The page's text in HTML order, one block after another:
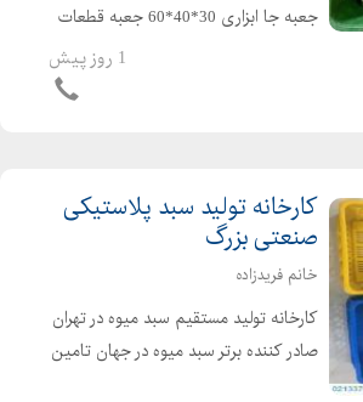
جعبه جا ابزاری 30*40*60 جعبه قطعات
30*40*60 سبد حمل قطعات / سبد
1 روز پیش
کارخانه تولید سبد پلاستیکی
صنعتی بزرگ
خانم فریدزاده
کارخانه تولید مستقیم سبد میوه در تهران
صادر کننده برتر سبد میوه در جهان تامین